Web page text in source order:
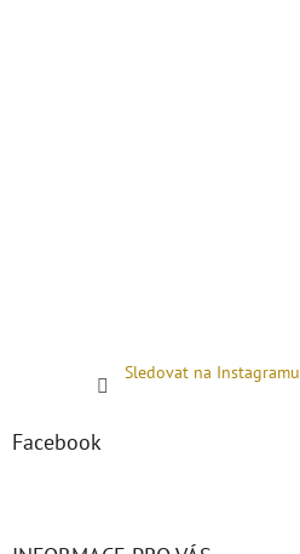
Sledovat na Instagramu
Facebook